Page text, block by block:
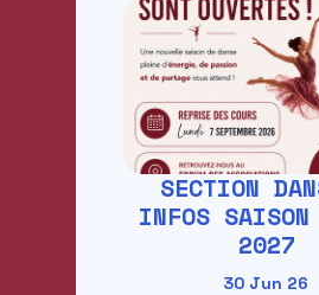
SECTION
INFOS
2027
30 Jun 26